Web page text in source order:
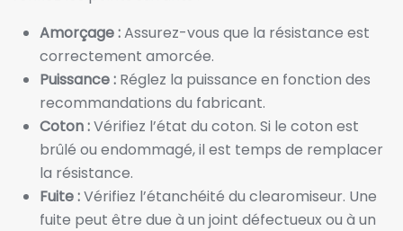
Amorçage :Assurez-vous que la résistance est
correctement amorcée.
Puissance : Réglez la puissance en fonction des
recommandations du fabricant.
Coton :Vérifiez l’état du coton. Si le coton est
brûlé ou endommagé, il est temps de remplacer
la résistance.
Fuite :Vérifiez l’étanchéité du clearomiseur. Une
fuite peut être due à un joint défectueux ou à un